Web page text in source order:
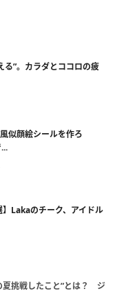
る”。カラダとココロの疲
似顔絵シールを作ろ
】Lakaのチーク、アイドル
夏挑戦したこと”とは？ ジ